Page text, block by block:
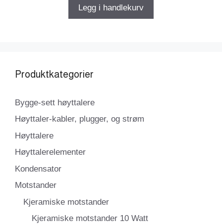
Legg i handlekurv
Produktkategorier
Bygge-sett høyttalere
Høyttaler-kabler, plugger, og strøm
Høyttalere
Høyttalerelementer
Kondensator
Motstander
Kjeramiske motstander
Kjeramiske motstander 10 Watt